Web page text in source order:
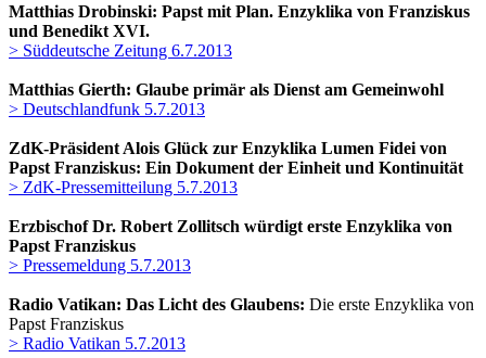
Matthias Drobinski: Papst mit Plan. Enzyklika von Franziskus
und Benedikt XVI.
> Süddeutsche Zeitung 6.7.2013
Matthias Gierth: Glaube primär als Dienst am Gemeinwohl
> Deutschlandfunk 5.7.2013
ZdK-Präsident Alois Glück zur Enzyklika Lumen Fidei von
Papst Franziskus: Ein Dokument der Einheit und Kontinuität
> ZdK-Pressemitteilung 5.7.2013
Erzbischof Dr. Robert Zollitsch würdigt erste Enzyklika von
Papst Franziskus
> Pressemeldung 5.7.2013
Radio Vatikan: Das Licht des Glaubens: Die erste Enzyklika von
Papst Franziskus
> Radio Vatikan 5.7.2013